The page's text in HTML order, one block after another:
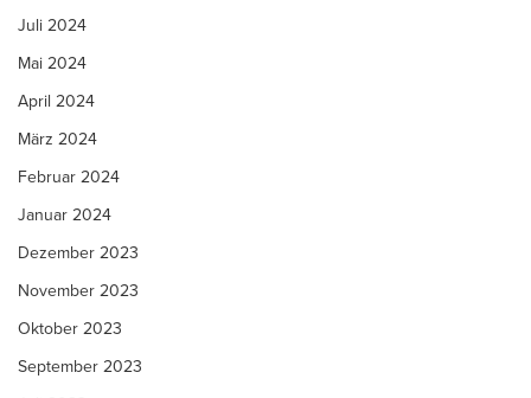
Juli 2024
Mai 2024
April 2024
März 2024
Februar 2024
Januar 2024
Dezember 2023
November 2023
Oktober 2023
September 2023